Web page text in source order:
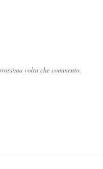
volta che commento.